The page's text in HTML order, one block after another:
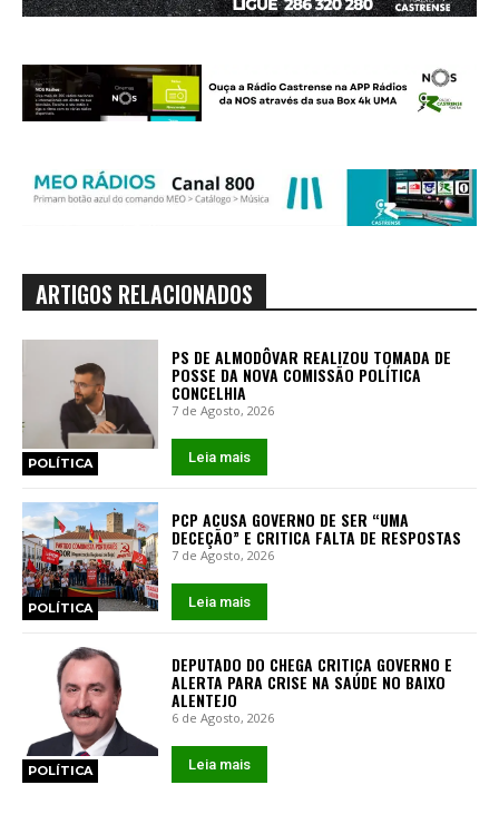
ARTIGOS RELACIONADOS
POLÍTICA
PS DE ALMODÔVAR REALIZOU TOMADA DE
POSSE DA NOVA COMISSÃO POLÍTICA
CONCELHIA
7 de Agosto, 2026
Leia mais
POLÍTICA
PCP ACUSA GOVERNO DE SER “UMA
DECEÇÃO” E CRITICA FALTA DE RESPOSTAS
7 de Agosto, 2026
Leia mais
POLÍTICA
DEPUTADO DO CHEGA CRITICA GOVERNO E
ALERTA PARA CRISE NA SAÚDE NO BAIXO
ALENTEJO
6 de Agosto, 2026
Leia mais